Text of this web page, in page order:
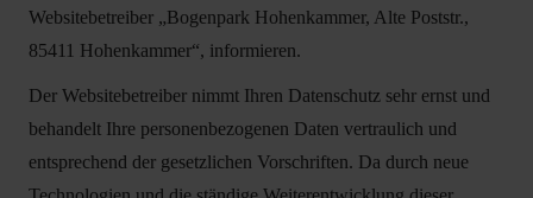
Websitebetreiber „Bogenpark Hohenkammer, Alte Poststr.,
85411 Hohenkammer“, informieren.
Der Websitebetreiber nimmt Ihren Datenschutz sehr ernst und
behandelt Ihre personenbezogenen Daten vertraulich und
entsprechend der gesetzlichen Vorschriften. Da durch neue